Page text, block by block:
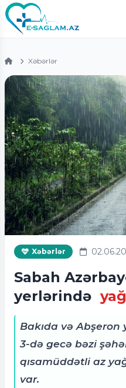
Xəbərlər
Xəbərlər
Sabah
yerlərində
Bakıda və Abşeron
3-də gecə bəzi
qısamüddətli az
var.